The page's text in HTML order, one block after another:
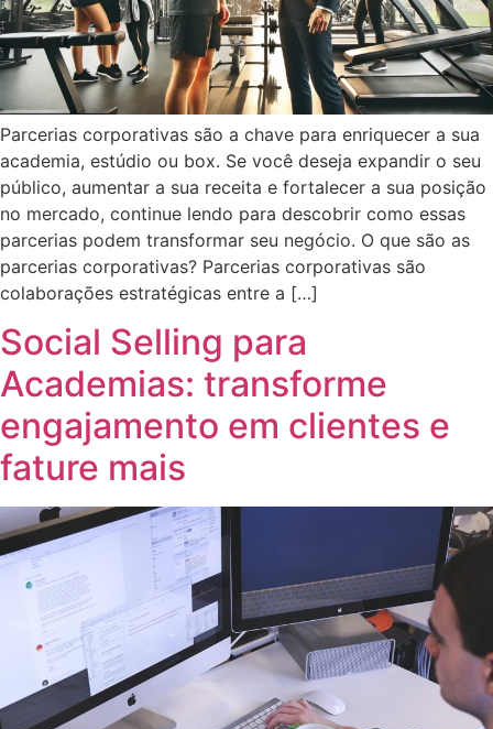
Parcerias corporativas são a chave para enriquecer a sua
academia, estúdio ou box. Se você deseja expandir o seu
público, aumentar a sua receita e fortalecer a sua posição
no mercado, continue lendo para descobrir como essas
parcerias podem transformar seu negócio. O que são as
parcerias corporativas? Parcerias corporativas são
colaborações estratégicas entre a […]
Social Selling para
Academias: transforme
engajamento em clientes e
fature mais